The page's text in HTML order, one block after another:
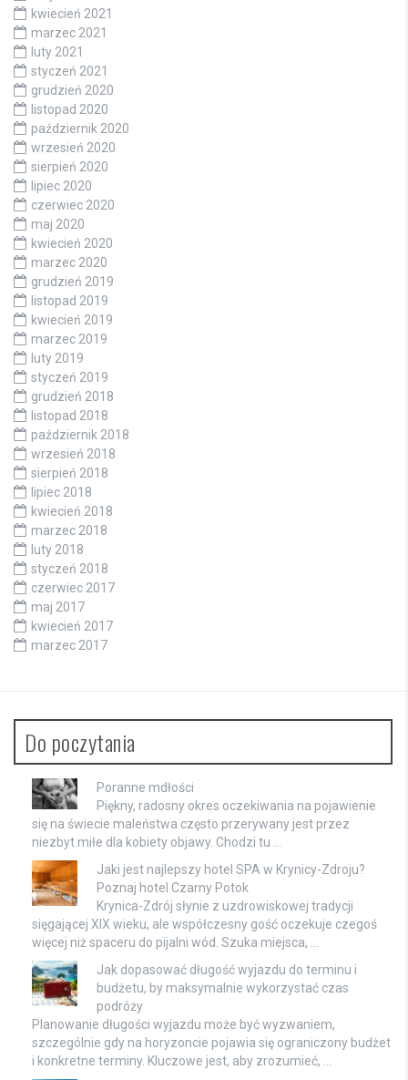
kwiecień 2021
marzec 2021
luty 2021
styczeń 2021
grudzień 2020
listopad 2020
październik 2020
wrzesień 2020
sierpień 2020
lipiec 2020
czerwiec 2020
maj 2020
kwiecień 2020
marzec 2020
grudzień 2019
listopad 2019
kwiecień 2019
marzec 2019
luty 2019
styczeń 2019
grudzień 2018
listopad 2018
październik 2018
wrzesień 2018
sierpień 2018
lipiec 2018
kwiecień 2018
marzec 2018
luty 2018
styczeń 2018
czerwiec 2017
maj 2017
kwiecień 2017
marzec 2017
Do poczytania
Poranne mdłości
Piękny, radosny okres oczekiwania na pojawienie
się na świecie maleństwa często przerywany jest przez
niezbyt miłe dla kobiety objawy. Chodzi tu …
Jaki jest najlepszy hotel SPA w Krynicy-Zdroju?
Poznaj hotel Czarny Potok
Krynica-Zdrój słynie z uzdrowiskowej tradycji
sięgającej XIX wieku, ale współczesny gość oczekuje czegoś
więcej niż spaceru do pijalni wód. Szuka miejsca, …
Jak dopasować długość wyjazdu do terminu i
budżetu, by maksymalnie wykorzystać czas
podróży
Planowanie długości wyjazdu może być wyzwaniem,
szczególnie gdy na horyzoncie pojawia się ograniczony budżet
i konkretne terminy. Kluczowe jest, aby zrozumieć, …